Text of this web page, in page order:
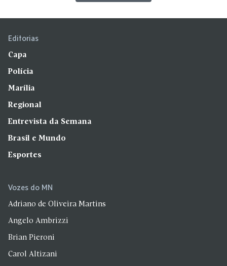
Editorias
Capa
Polícia
Marília
Regional
Entrevista da Semana
Brasil e Mundo
Esportes
Vozes do MN
Adriano de Oliveira Martins
Angelo Ambrizzi
Brian Pieroni
Carol Altizani